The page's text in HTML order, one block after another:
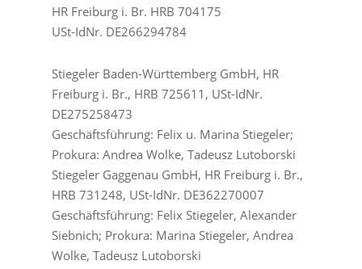
HR Freiburg i. Br. HRB 704175
USt-IdNr. DE266294784
Stiegeler Baden-Württemberg GmbH, HR
Freiburg i. Br., HRB 725611, USt-IdNr.
DE275258473
Geschäftsführung: Felix u. Marina Stiegeler;
Prokura: Andrea Wolke, Tadeusz Lutoborski
Stiegeler Gaggenau GmbH, HR Freiburg i. Br.,
HRB 731248, USt-IdNr. DE362270007
Geschäftsführung: Felix Stiegeler, Alexander
Siebnich; Prokura: Marina Stiegeler, Andrea
Wolke, Tadeusz Lutoborski